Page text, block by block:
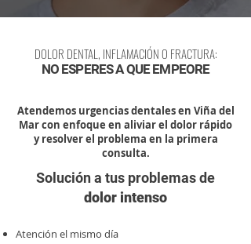
DOLOR DENTAL, INFLAMACIÓN O FRACTURA:
NO ESPERES A QUE EMPEORE
Atendemos urgencias dentales en Viña del
Mar con enfoque en aliviar el dolor rápido
y resolver el problema en la primera
consulta.
Solución a tus problemas de
dolor intenso
Atención el mismo día